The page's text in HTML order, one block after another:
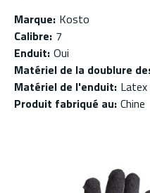
Marque: Kosto
Calibre: 7
Enduit: Oui
Matériel de la doublure
Matériel de l'enduit: Latex
Produit fabriqué au: Chine